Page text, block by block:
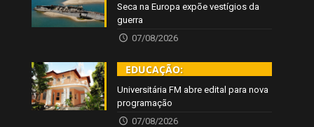
Seca na Europa expõe vestígios da
guerra
07/08/2026
EDUCAÇÃO:
Universitária FM abre edital para nova
programação
07/08/2026